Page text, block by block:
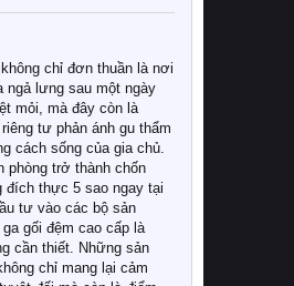
không chỉ đơn thuần là nơi
ngả lưng sau một ngày
mỏi, mà đây còn là
tư phản ánh gu thẩm
cách sống của gia chủ.
phòng trở thành chốn
đích thực 5 sao ngay tại
tư vào các bộ sản
gối đệm cao cấp là
cần thiết. Những sản
chỉ mang lại cảm